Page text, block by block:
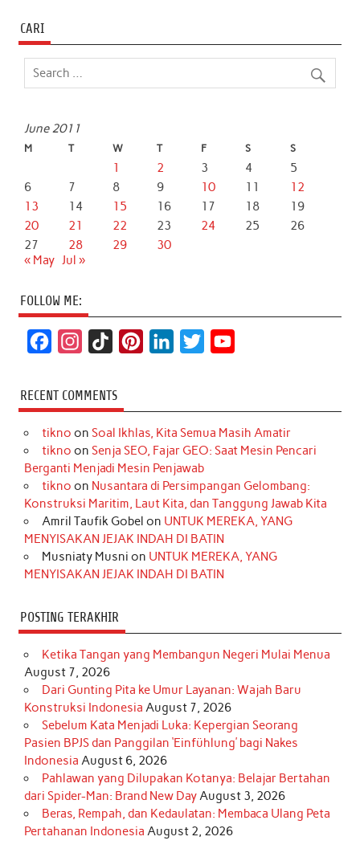
CARI
June 2011
M T W T F S S
1 2 3 4
5
6
7 8 9 10 11
12
13
14 15 16 17 18
19
20
21 22 23 24 25
26
27
28 29
30
« May Jul »
FOLLOW ME:
c
e
b
o
k
s
t
a
r
a
m
k
T
o
k
t
e
e
s
t
k
e
d
I
n
t
t
r
T
u
e
RECENT COMMENTS
tikno on Soal Ikhlas, Kita Semua Masih Amatir
tikno on Senja SEO, Fajar GEO: Saat Mesin Pencari
Berganti Menjadi Mesin Penjawab
tikno on Nusantara di Persimpangan Gelombang:
Konstruksi Maritim, Laut Kita, dan Tanggung Jawab Kita
Amril Taufik Gobel on UNTUK MEREKA, YANG
MENYISAKAN JEJAK INDAH DI BATIN
Musniaty Musni on UNTUK MEREKA, YANG
MENYISAKAN JEJAK INDAH DI BATIN
POSTING TERAKHIR
Ketika Tangan yang Membangun Negeri Mulai Menua
August 7, 2026
Dari Gunting Pita ke Umur Layanan: Wajah Baru
Konstruksi Indonesia August 7, 2026
Sebelum Kata Menjadi Luka: Kepergian Seorang
Pasien BPJS dan Panggilan ‘Einfühlung’ bagi Nakes
Indonesia August 6, 2026
Pahlawan yang Dilupakan Kotanya: Belajar Bertahan
dari Spider-Man: Brand New DayAugust 3, 2026
Beras, Rempah, dan Kedaulatan: Membaca Ulang Peta
Pertahanan Indonesia August 2, 2026